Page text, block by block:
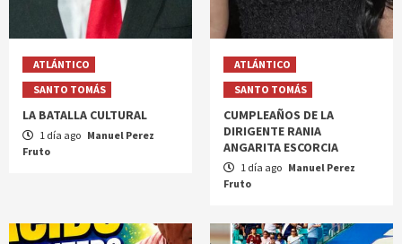
ATLÁNTICO
SANTO TOMÁS
LA BATALLA CULTURAL
1 día ago Manuel Perez
Fruto
ATLÁNTICO
SANTO TOMÁS
CUMPLEAÑOS DE LA
DIRIGENTE RANIA
ANGARITA ESCORCIA
1 día ago Manuel Perez
Fruto